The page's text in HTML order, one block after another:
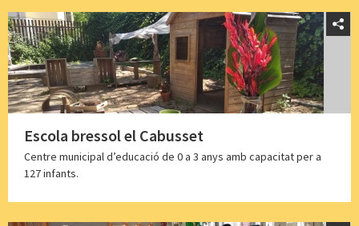
Escola bressol el Cabusset
Centre municipal d’educació de 0 a 3 anys amb capacitat per a
127 infants.